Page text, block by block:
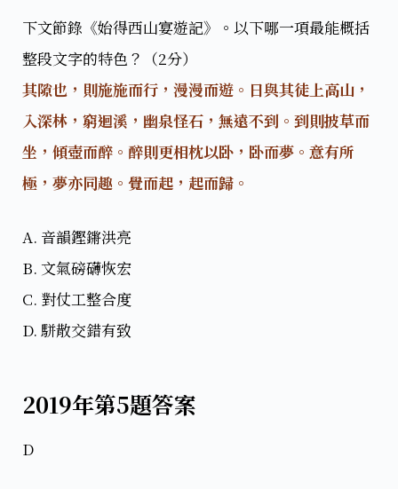
下文節錄《始得西山宴遊記》。以下哪一項最能概括
整段文字的特色？（2分）
其隙也，則施施而行，漫漫而遊。日與其徒上高山，
入深林，窮迴溪，幽泉怪石，無遠不到。到則披草而
坐，傾壺而醉。醉則更相枕以卧，卧而夢。意有所
極，夢亦同趣。覺而起，起而歸。
A. 音韻鏗鏘洪亮
B. 文氣磅礴恢宏
C. 對仗工整合度
D. 駢散交錯有致
2019年第5題答案
D